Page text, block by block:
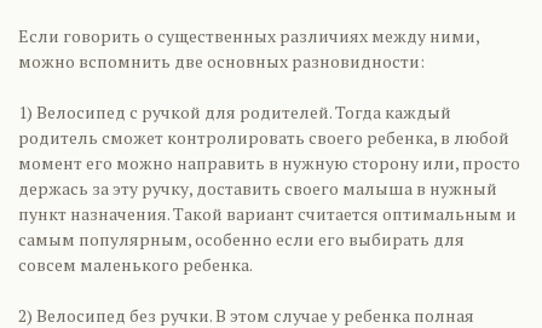
Если говорить о существенных различиях между ними,
можно вспомнить две основных разновидности:
1) Велосипед с ручкой для родителей. Тогда каждый
родитель сможет контролировать своего ребенка, в любой
момент его можно направить в нужную сторону или, просто
держась за эту ручку, доставить своего малыша в нужный
пункт назначения. Такой вариант считается оптимальным и
самым популярным, особенно если его выбирать для
совсем маленького ребенка.
2) Велосипед без ручки. В этом случае у ребенка полная